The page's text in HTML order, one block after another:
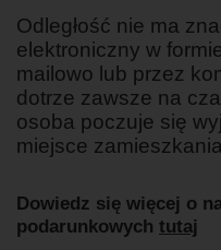
Odległość nie ma
elektroniczny w
mailowo lub przez
dotrze zawsze na
osoba poczuje się
miejsce
Dowiedz się więcej o
podarunkowych tutaj